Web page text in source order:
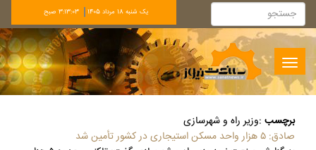
يک شنبه 18 مرداد 1405 3:13:04 صبح
Toggle
navigation
برچسب :وزیر راه و شهرسازی
صادق: ۵ هزار واحد مسکن استیجاری در کشور تأمین شد